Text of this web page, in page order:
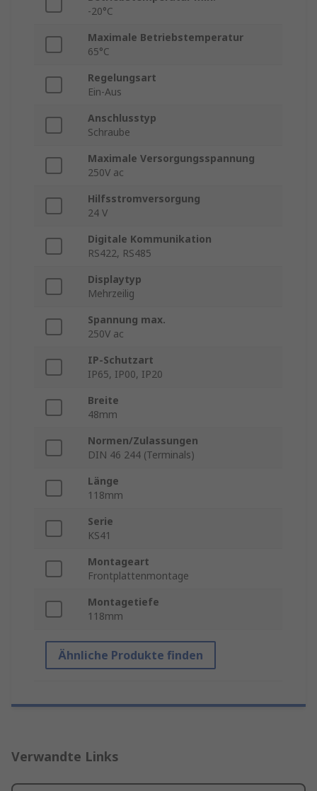
-20°C
Maximale Betriebstemperatur
65°C
Regelungsart
Ein-Aus
Anschlusstyp
Schraube
Maximale Versorgungsspannung
250V ac
Hilfsstromversorgung
24 V
Digitale Kommunikation
RS422, RS485
Displaytyp
Mehrzeilig
Spannung max.
250V ac
IP-Schutzart
IP65, IP00, IP20
Breite
48mm
Normen/Zulassungen
DIN 46 244 (Terminals)
Länge
118mm
Serie
KS41
Montageart
Frontplattenmontage
Montagetiefe
118mm
Ähnliche Produkte finden
Verwandte Links